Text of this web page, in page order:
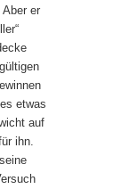
er
etwas
auf
ihn.